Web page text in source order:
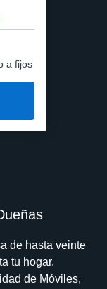
a fijos
de hasta veinte
tu hogar.
de Móviles,